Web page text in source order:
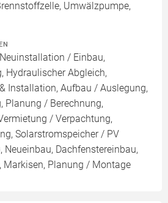
Umwälzpumpe,
/ Einbau,
Hydraulischer Abgleich,
Installation, Aufbau / Auslegung,
Planung / Berechnung,
/ Verpachtung,
Solarstromspeicher / PV
Neueinbau, Dachfenstereinbau,
Markisen, Planung / Montage